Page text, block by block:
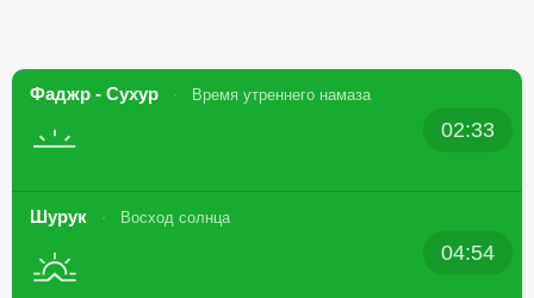
Фаджр - Сухур Время утреннего намаза
02:33
Шурук Восход солнца
04:54